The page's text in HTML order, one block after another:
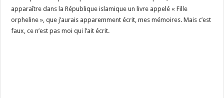
apparaître dans la République islamique un livre appelé « Fille
orpheline », que j’aurais apparemment écrit, mes mémoires. Mais c’est
faux, ce n’est pas moi qui l’ait écrit.